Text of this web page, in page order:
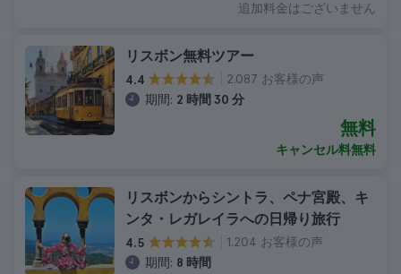
追加料金はございません
リスボン無料ツアー
4.4
2.087 お客様の声
期間: 2 時間 30 分
無料
キャンセル料無料
リスボンからシントラ、ペナ宮殿、キ
ンタ・レガレイラへの日帰り旅行
4.5
1.204 お客様の声
期間: 8 時間